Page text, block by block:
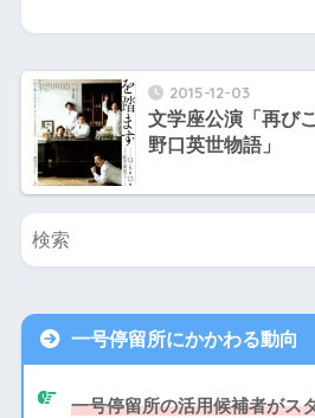
2015-12-03
文学座公演「再び
野口英世物語」
一号停留所にかかわる動向
一号停留所の活用候補者がス